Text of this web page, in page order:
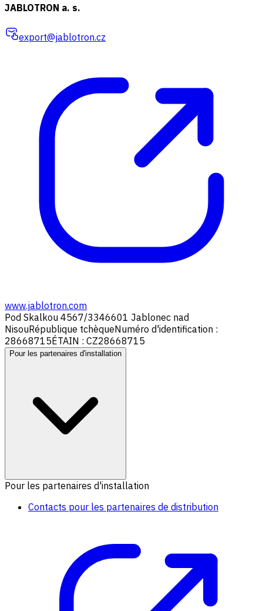
JABLOTRON a. s.
export@jablotron.cz
www.jablotron.com
Pod Skalkou 4567/3346601 Jablonec nad
NisouRépublique tchèqueNuméro d'identification :
28668715ÉTAIN : CZ28668715
Pour les partenaires d'installation
Pour les partenaires d'installation
Contacts pour les partenaires de distribution